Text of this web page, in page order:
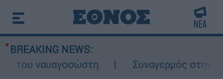
BREAKING NEWS:
του ναυαγοσώστη
Συναγερμός στην